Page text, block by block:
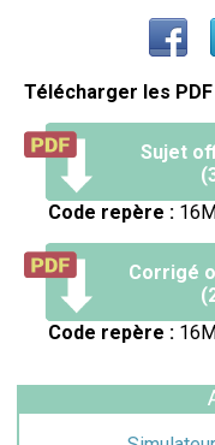
Télécharger les PDF
Sujet
Code repère :
Corrigé
Code repère :